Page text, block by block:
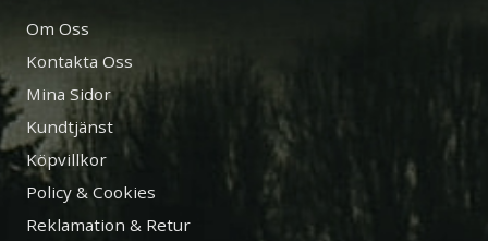
Om Oss
Kontakta Oss
Mina Sidor
Kundtjänst
Köpvillkor
Policy & Cookies
Reklamation & Retur